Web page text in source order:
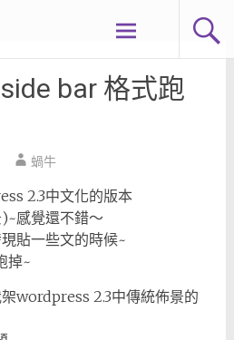
bar 格式跑
蝸牛
2.3中文化的版本
感覺還不錯～
貼一些文的時候~
掉~
wordpress 2.3中傳統佈景的